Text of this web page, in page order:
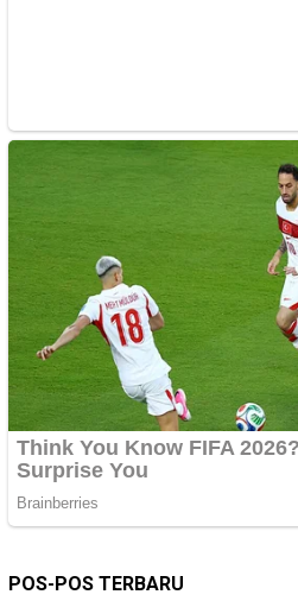
POS-POS TERBARU